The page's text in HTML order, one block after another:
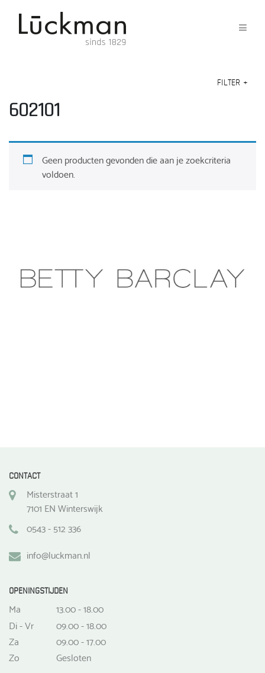
FILTER +
602101
Geen producten gevonden die aan je zoekcriteria
voldoen.
CONTACT
Misterstraat 1
7101 EN Winterswijk
0543 - 512 336
info@luckman.nl
OPENINGSTIJDEN
Ma
13.00 - 18.00
Di - Vr
09.00 - 18.00
Za
09.00 - 17.00
Zo
Gesloten